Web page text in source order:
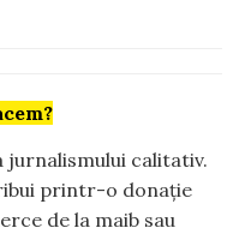
calitativ.
printr-o donație
de la maib sau